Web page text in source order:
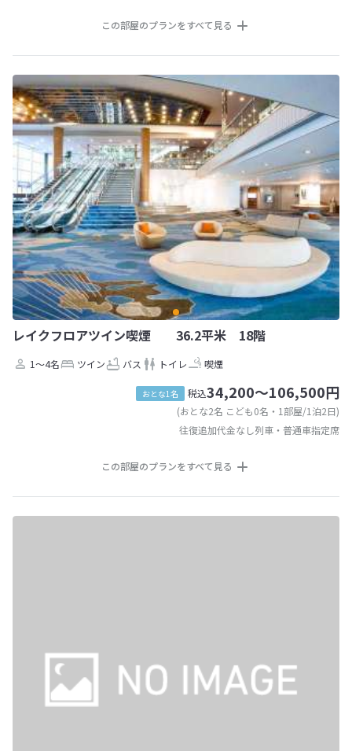
この部屋のプランをすべて見る
レイクフロアツイン喫煙 36.2平米 18階
1～4名 ツイン バス トイレ 喫煙
おとな1名 税込34,200～106,500円
(おとな2名 こども0名・1部屋/1泊2日)
往復追加代金なし列車・普通車指定席
この部屋のプランをすべて見る